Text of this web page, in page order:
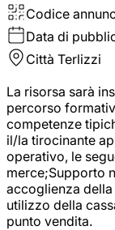
Codice
Data di
Città Terlizzi
La risorsa sarà
percorso
competenze
il/la tirocinante
operativo, le
merce;Supporto
accoglienza
utilizzo della
punto vendita.